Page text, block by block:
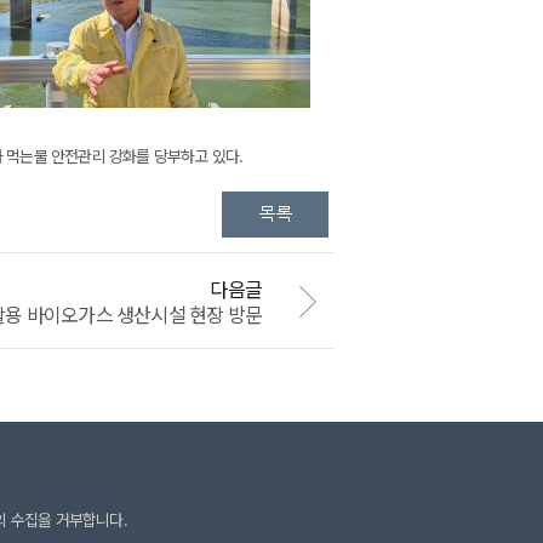
는물 안전관리 강화를 당부하고 있다.
다음글
바이오가스 생산시설 현장 방문
수집을 거부합니다.